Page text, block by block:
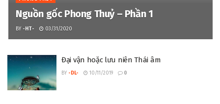
Nguồn gốc Phong Thuỷ – Phần 1
BY -HT- 03/31/2020
Đại vận hoặc lưu niên Thái âm
BY -DL- 10/11/2019 0